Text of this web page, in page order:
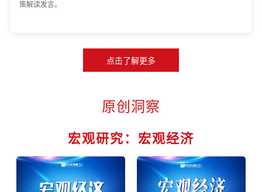
策解读发言。
原创洞察
宏观研究：宏观经济